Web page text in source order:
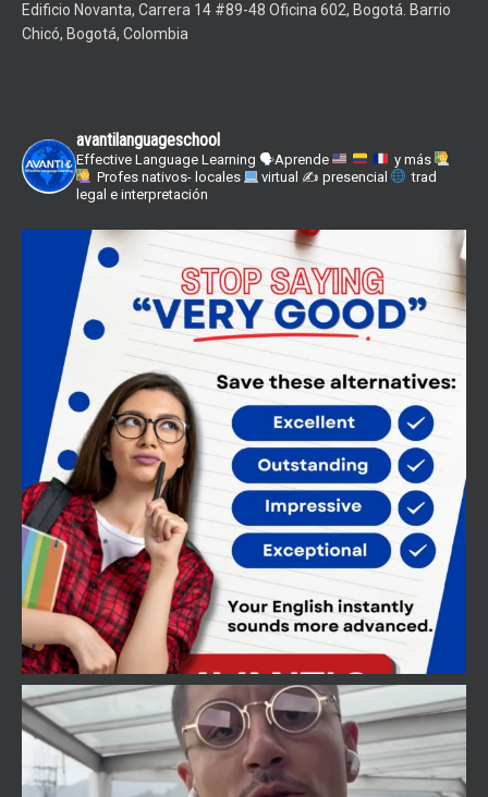
Edificio Novanta, Carrera 14 #89-48 Oficina 602, Bogotá. Barrio
Chicó, Bogotá, Colombia
avantilanguageschool
Effective Language Learning 🗣Aprende
y más
Profes nativos- locales
virtual ✍ presencial
trad
legal e interpretación